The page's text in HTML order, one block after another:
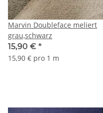
Marvin Doubleface meliert
grau,schwarz
15,90 € *
15,90 € pro 1 m